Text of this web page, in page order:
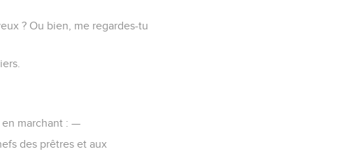
? Ou bien, me regardes-tu
en marchant : —
des prêtres et aux